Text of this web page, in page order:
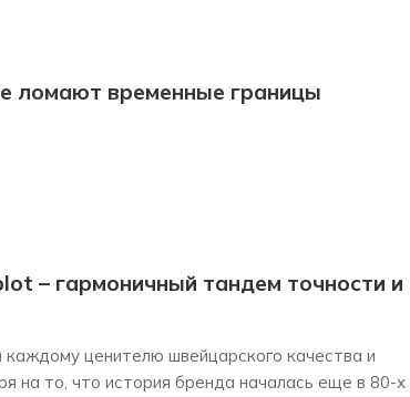
ломают временные границы
– гармоничный тандем точности и
ценителю швейцарского качества и
на то, что история бренда началась еще в 80-х